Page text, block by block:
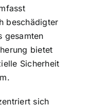
beschädigter
gesamten
bietet
Sicherheit
sich